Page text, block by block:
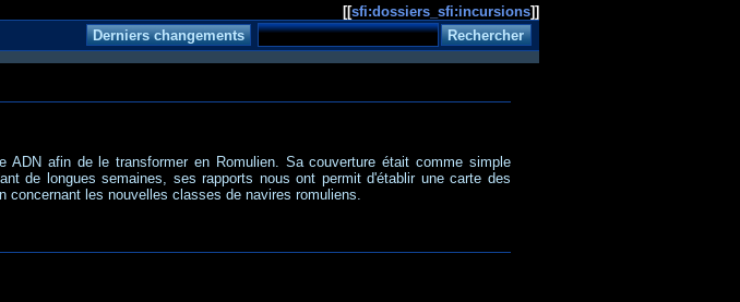
[[sfi:dossiers_sfi:incursions]]
afin de le transformer en Romulien. Sa couverture était comme simple
de longues semaines, ses rapports nous ont permit d'établir une carte des
concernant les nouvelles classes de navires romuliens.